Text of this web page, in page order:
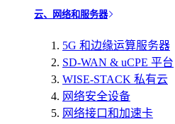
云、网络和服务器
5G 和边缘运算服务器
SD-WAN & uCPE 平台
WISE-STACK 私有云
网络安全设备
网络接口和加速卡